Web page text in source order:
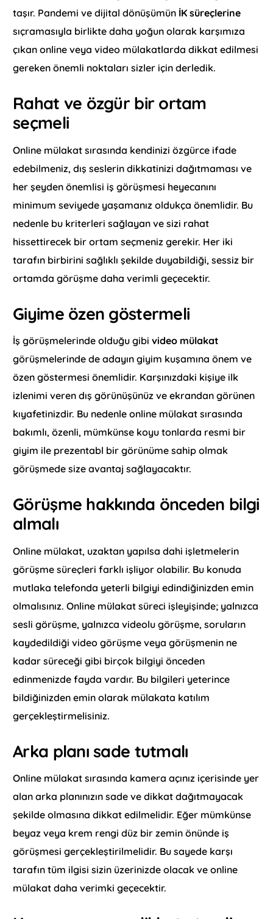
taşır. Pandemi ve dijital dönüşümün İK süreçlerine
sıçramasıyla birlikte daha yoğun olarak karşımıza
çıkan online veya video mülakatlarda dikkat edilmesi
gereken önemli noktaları sizler için derledik.
Rahat ve özgür bir ortam
seçmeli
Online mülakat sırasında kendinizi özgürce ifade
edebilmeniz, dış seslerin dikkatinizi dağıtmaması ve
her şeyden önemlisi iş görüşmesi heyecanını
minimum seviyede yaşamanız oldukça önemlidir. Bu
nedenle bu kriterleri sağlayan ve sizi rahat
hissettirecek bir ortam seçmeniz gerekir. Her iki
tarafın birbirini sağlıklı şekilde duyabildiği, sessiz bir
ortamda görüşme daha verimli geçecektir.
Giyime özen göstermeli
İş görüşmelerinde olduğu gibivideo mülakat
görüşmelerinde de adayın giyim kuşamına önem ve
özen göstermesi önemlidir. Karşınızdaki kişiye ilk
izlenimi veren dış görünüşünüz ve ekrandan görünen
kıyafetinizdir. Bu nedenle online mülakat sırasında
bakımlı, özenli, mümkünse koyu tonlarda resmi bir
giyim ile prezentabl bir görünüme sahip olmak
görüşmede size avantaj sağlayacaktır.
Görüşme hakkında önceden bilgi
almalı
Online mülakat, uzaktan yapılsa dahi işletmelerin
görüşme süreçleri farklı işliyor olabilir. Bu konuda
mutlaka telefonda yeterli bilgiyi edindiğinizden emin
olmalısınız. Online mülakat süreci işleyişinde; yalnızca
sesli görüşme, yalnızca videolu görüşme, soruların
kaydedildiği video görüşme veya görüşmenin ne
kadar süreceği gibi birçok bilgiyi önceden
edinmenizde fayda vardır. Bu bilgileri yeterince
bildiğinizden emin olarak mülakata katılım
gerçekleştirmelisiniz.
Arka planı sade tutmalı
Online mülakat sırasında kamera açınız içerisinde yer
alan arka planınızın sade ve dikkat dağıtmayacak
şekilde olmasına dikkat edilmelidir. Eğer mümkünse
beyaz veya krem rengi düz bir zemin önünde iş
görüşmesi gerçekleştirilmelidir. Bu sayede karşı
tarafın tüm ilgisi sizin üzerinizde olacak ve online
mülakat daha verimki geçecektir.